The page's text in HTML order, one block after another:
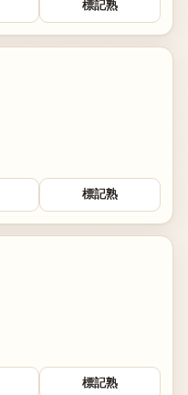
標記熟
標記熟
標記熟